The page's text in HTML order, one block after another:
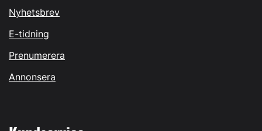
Nyhetsbrev
E-tidning
Prenumerera
Annonsera